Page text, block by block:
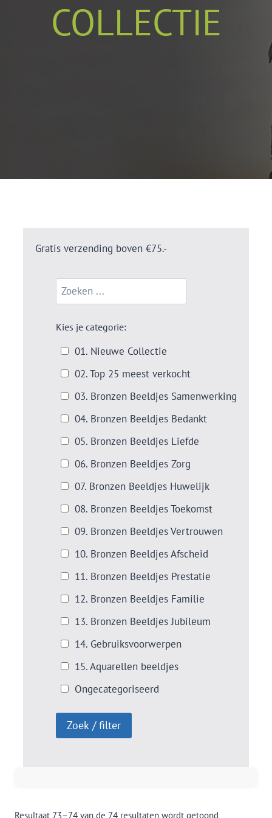
COLLECTIE
Resultaat 73–74 van de 74 resultaten wordt getoond
Gratis verzending boven €75.-
Kies je categorie:
01. Nieuwe Collectie
02. Top 25 meest verkocht
03. Bronzen Beeldjes Samenwerking
04. Bronzen Beeldjes Bedankt
05. Bronzen Beeldjes Liefde
06. Bronzen Beeldjes Zorg
07. Bronzen Beeldjes Huwelijk
08. Bronzen Beeldjes Toekomst
09. Bronzen Beeldjes Vertrouwen
10. Bronzen Beeldjes Afscheid
11. Bronzen Beeldjes Prestatie
12. Bronzen Beeldjes Familie
13. Bronzen Beeldjes Jubileum
14. Gebruiksvoorwerpen
15. Aquarellen beeldjes
Ongecategoriseerd